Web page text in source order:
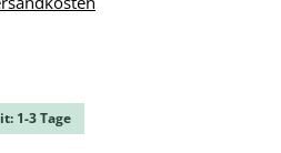
von 0 von 5 Sternen
1-3 Tage